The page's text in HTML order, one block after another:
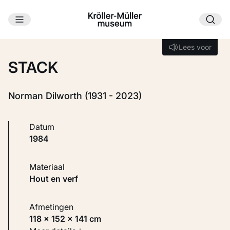
Ga naar hoofdinhoud
Lees voor
Lees voor
STACK
Norman Dilworth (1931 - 2023)
Datum
1984
Materiaal
Hout en verf
Afmetingen
118 × 152 × 141 cm